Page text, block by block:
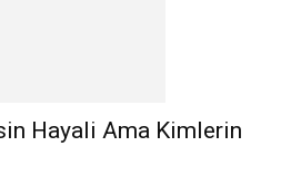
Hayali Ama Kimlerin